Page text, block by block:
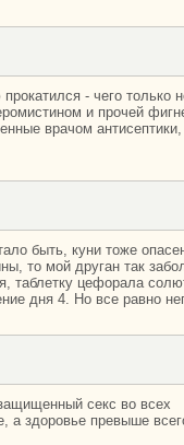
- чего только
и прочей
врачом
быть, куни тоже
то мой друган так
таблетку цефорала
дня 4. Но все равно
секс во всех
а здоровье превыше